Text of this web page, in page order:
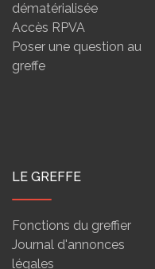
dématérialisée
Accès RPVA
Poser une question au
greffe
LE GREFFE
Fonctions du greffier
Journal d'annonces
légales